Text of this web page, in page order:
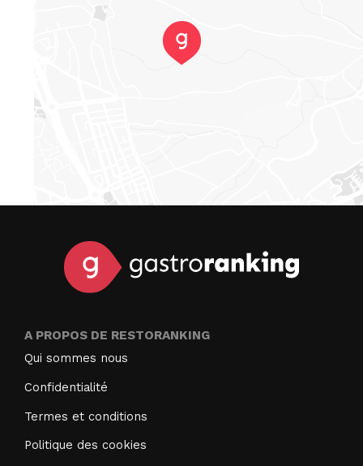
A PROPOS DE RESTORANKING
Qui sommes nous
Confidentialité
Termes et conditions
Politique des cookies